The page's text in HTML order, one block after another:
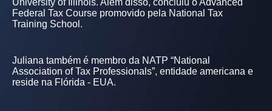
Federal Tax Course promovido pela National Tax
Training School.
Juliana também é membro da NATP “National
Association of Tax Professionals”, entidade americana e
reside na Flórida - EUA.